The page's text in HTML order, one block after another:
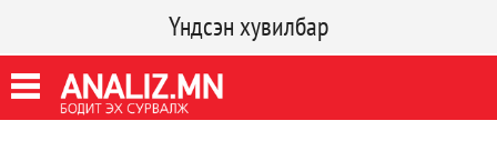
Үндсэн хувилбар